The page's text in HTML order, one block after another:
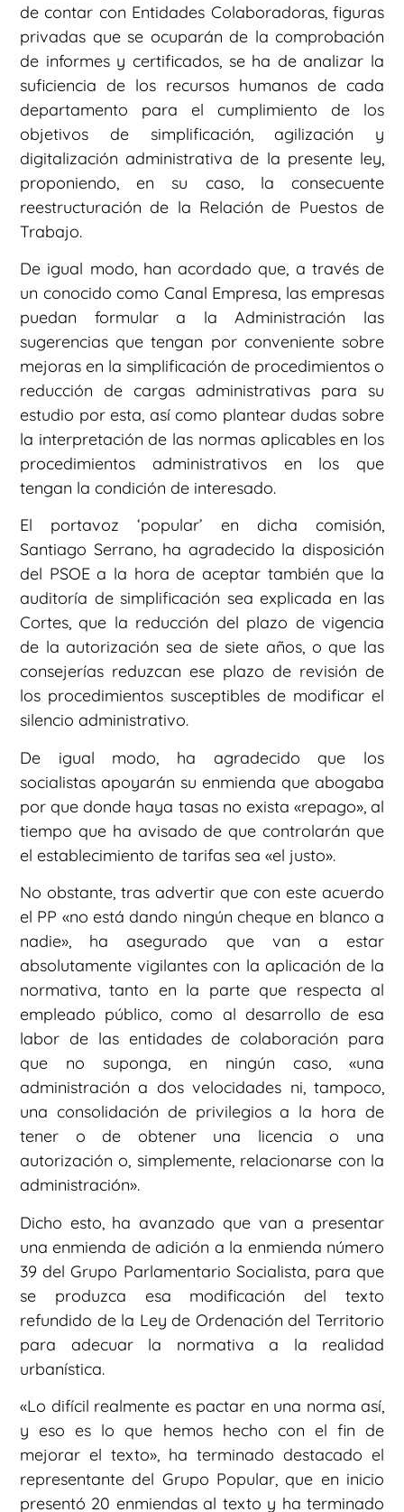
de contar con Entidades Colaboradoras, figuras
privadas que se ocuparán de la comprobación
de informes y certificados, se ha de analizar la
suficiencia de los recursos humanos de cada
departamento para el cumplimiento de los
objetivos de simplificación, agilización y
digitalización administrativa de la presente ley,
proponiendo, en su caso, la consecuente
reestructuración de la Relación de Puestos de
Trabajo.
De igual modo, han acordado que, a través de
un conocido como Canal Empresa, las empresas
puedan formular a la Administración las
sugerencias que tengan por conveniente sobre
mejoras en la simplificación de procedimientos o
reducción de cargas administrativas para su
estudio por esta, así como plantear dudas sobre
la interpretación de las normas aplicables en los
procedimientos administrativos en los que
tengan la condición de interesado.
El portavoz ‘popular’ en dicha comisión,
Santiago Serrano, ha agradecido la disposición
del PSOE a la hora de aceptar también que la
auditoría de simplificación sea explicada en las
Cortes, que la reducción del plazo de vigencia
de la autorización sea de siete años, o que las
consejerías reduzcan ese plazo de revisión de
los procedimientos susceptibles de modificar el
silencio administrativo.
De igual modo, ha agradecido que los
socialistas apoyarán su enmienda que abogaba
por que donde haya tasas no exista «repago», al
tiempo que ha avisado de que controlarán que
el establecimiento de tarifas sea «el justo».
No obstante, tras advertir que con este acuerdo
el PP «no está dando ningún cheque en blanco a
nadie», ha asegurado que van a estar
absolutamente vigilantes con la aplicación de la
normativa, tanto en la parte que respecta al
empleado público, como al desarrollo de esa
labor de las entidades de colaboración para
que no suponga, en ningún caso, «una
administración a dos velocidades ni, tampoco,
una consolidación de privilegios a la hora de
tener o de obtener una licencia o una
autorización o, simplemente, relacionarse con la
administración».
Dicho esto, ha avanzado que van a presentar
una enmienda de adición a la enmienda número
39 del Grupo Parlamentario Socialista, para que
se produzca esa modificación del texto
refundido de la Ley de Ordenación del Territorio
para adecuar la normativa a la realidad
urbanística.
«Lo difícil realmente es pactar en una norma así,
y eso es lo que hemos hecho con el fin de
mejorar el texto», ha terminado destacado el
representante del Grupo Popular, que en inicio
presentó 20 enmiendas al texto y ha terminado